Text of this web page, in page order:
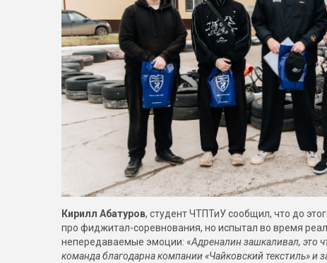
Кирилл Абатуров, студент ЧТПТиУ сообщил, что до
про фиджитал-соревнования, но испытал во время
непередаваемые эмоции: «Адреналин зашкаливал, это
команда благодарна компании «Чайковский текстиль» и